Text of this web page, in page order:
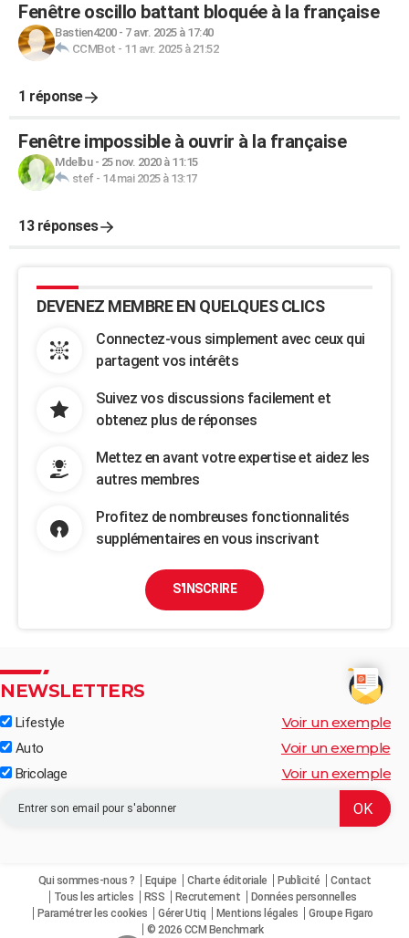
Fenêtre oscillo battant bloquée à la française
Bastien4200- 7 avr. 2025 à 17:40
CCMBot - 11 avr. 2025 à 21:52
1 réponse
Fenêtre impossible à ouvrir à la française
Mdelbu- 25 nov. 2020 à 11:15
stef- 14 mai 2025 à 13:17
13 réponses
DEVENEZ MEMBRE EN QUELQUES CLICS
Connectez-vous simplement avec ceux qui
partagent vos intérêts
Suivez vos discussions facilement et
obtenez plus de réponses
Mettez en avant votre expertise et aidez les
autres membres
Profitez de nombreuses fonctionnalités
supplémentaires en vous inscrivant
S'INSCRIRE
NEWSLETTERS
Lifestyle Voir un exemple
Auto Voir un exemple
Bricolage Voir un exemple
Qui sommes-nous ? Equipe Charte éditoriale Publicité
Contact
Tous les articles
RSS Recrutement
Données personnelles
Paramétrer les cookies
Gérer Utiq Mentions légales
Groupe Figaro
© 2026 CCM Benchmark